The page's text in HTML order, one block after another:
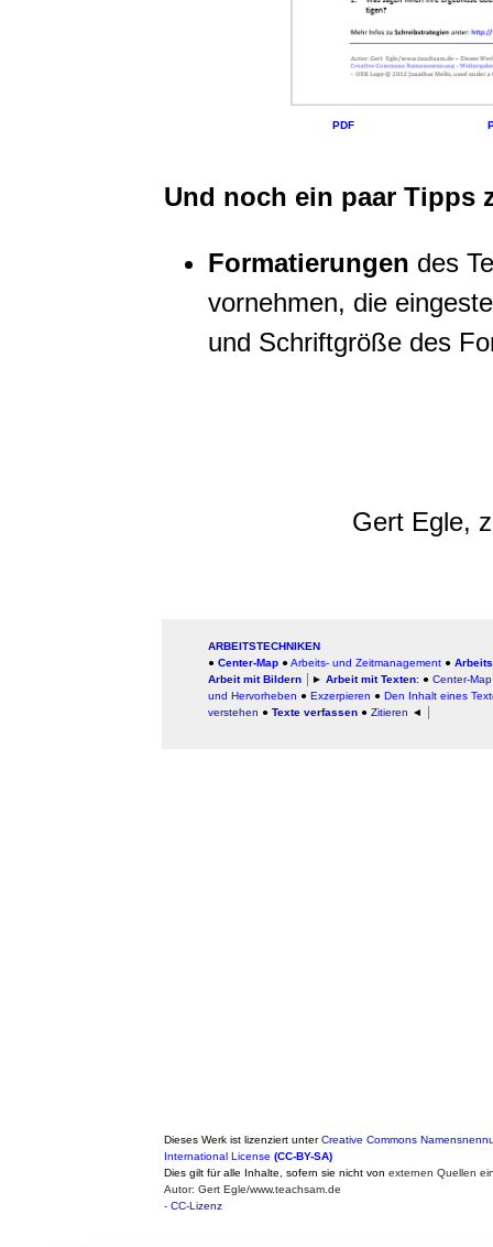
PDF
Und noch ein paar Tipps
Formatierungen des
vornehmen, die
und Schriftgröße des
Gert Egle,
ARBEITSTECHNIKEN
● Center-Map ● Arbeits- und Zeitmanagement ●
Arbeit mit Bildern
► Arbeit mit Texten: ● Center-Map
und Hervorheben ● Exzerpieren ● Den Inhalt eines
verstehen ● Texte verfassen ● Zitieren ◄
Dieses Werk ist lizenziert unterCreative Commons
International License (CC-BY-SA)
Dies gilt für alle Inhalte, sofern sie nicht von externen Quellen
Autor: Gert Egle/www.teachsam.de
- CC-Lizenz